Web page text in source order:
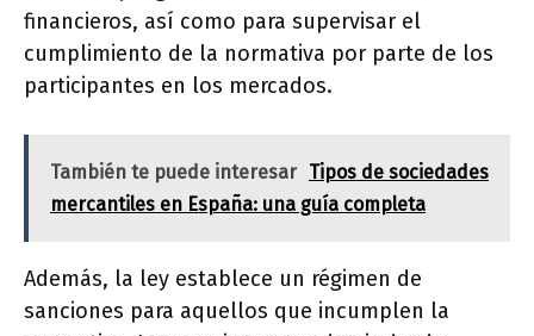
financieros, así como para supervisar el
cumplimiento de la normativa por parte de los
participantes en los mercados.
También te puede interesar Tipos de sociedades
mercantiles en España: una guía completa
Además, la ley establece un régimen de
sanciones para aquellos que incumplen la